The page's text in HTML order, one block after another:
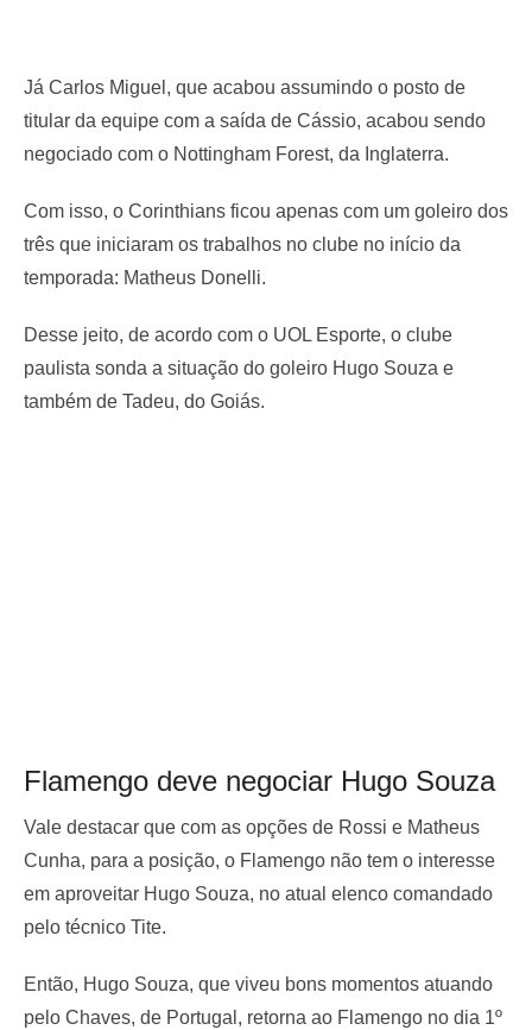
Já Carlos Miguel, que acabou assumindo o posto de
titular da equipe com a saída de Cássio, acabou sendo
negociado com o Nottingham Forest, da Inglaterra.
Com isso, o Corinthians ficou apenas com um goleiro dos
três que iniciaram os trabalhos no clube no início da
temporada: Matheus Donelli.
Desse jeito, de acordo com o UOL Esporte, o clube
paulista sonda a situação do goleiro Hugo Souza e
também de Tadeu, do Goiás.
Flamengo deve negociar Hugo Souza
Vale destacar que com as opções de Rossi e Matheus
Cunha, para a posição, o Flamengo não tem o interesse
em aproveitar Hugo Souza, no atual elenco comandado
pelo técnico Tite.
Então, Hugo Souza, que viveu bons momentos atuando
pelo Chaves, de Portugal, retorna ao Flamengo no dia 1º